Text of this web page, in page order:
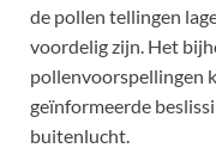
de pollen tellingen
voordelig zijn. Het
pollenvoorspellingen
geïnformeerde
buitenlucht.